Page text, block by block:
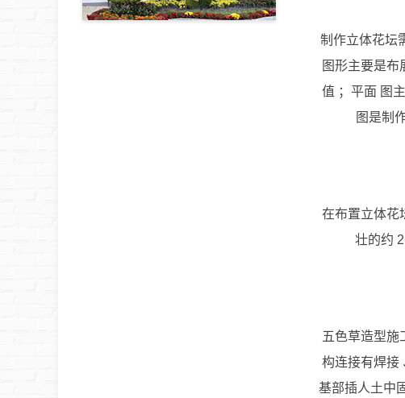
制作立体花坛
图形主要是
值 ；平面 图
图是制
在布置立体花
壮的约
五色草造型施
构连接有焊接
基部插人土中